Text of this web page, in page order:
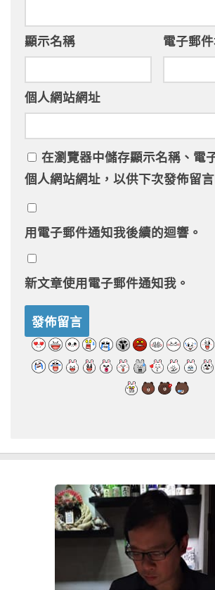
顯示名稱 電子郵
個人網站網址
在瀏覽器中儲存顯示名稱、電
個人網站網址，以供下次發佈留言
用電子郵件通知我後續的迴響。
新文章使用電子郵件通知我。